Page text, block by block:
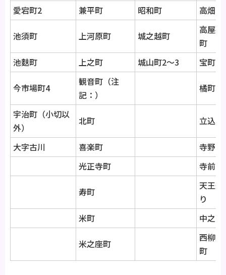
愛宕町2 兼平町 昭和町 高畑町
池須町 上河原町 城之越町
高屋敷
町
池麩町
上之町 城山町2～3 宝町
今市場町4
観音町（注
記：）
橘町
宇治町（小切以
外）
北町 立込町
大字古川 喜楽町
寺野町
光正寺町
寺前町
寿町
天王通
り
米町
中之町
米之座町
西柳原
町